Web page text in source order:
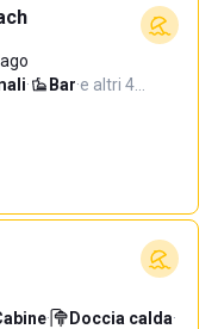
· Bar·e altri 4…
· Doccia calda·